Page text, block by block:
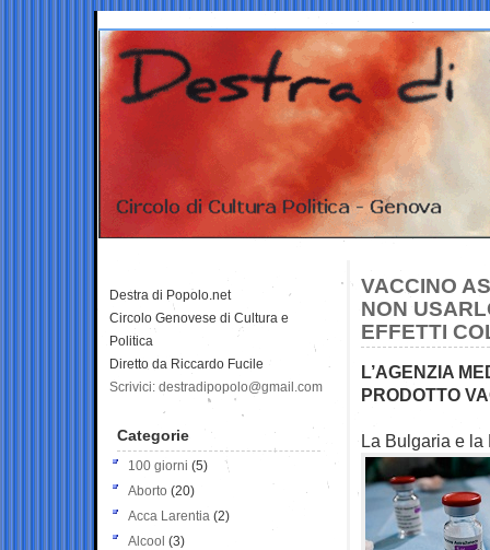
VACCINO
NON
EFFETTI
L’AGENZIA
PRODOTTO
La Bulgaria e la
Destra di Popolo.net
Circolo Genovese di Cultura e
Politica
Diretto da Riccardo Fucile
Scrivici: destradipopolo@gmail.com
Categorie
100 giorni (5)
Aborto (20)
Acca Larentia (2)
Alcool (3)